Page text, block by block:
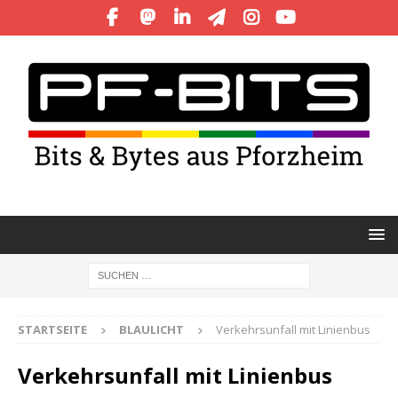
STARTSEITE BLAULICHT Verkehrsunfall mit Linienbus
Verkehrsunfall mit Linienbus